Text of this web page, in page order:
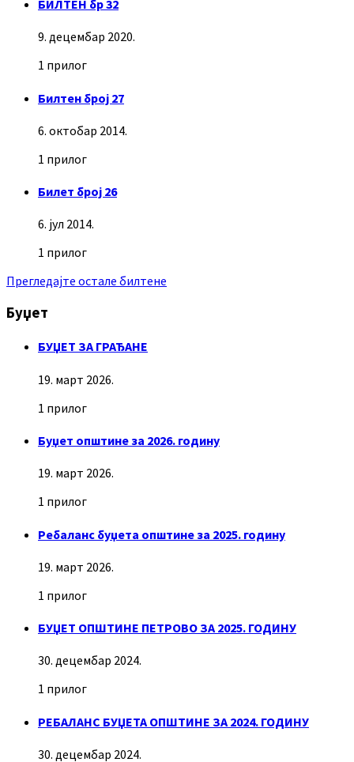
БИЛТЕН бр 32
9. децембар 2020.
1 прилог
Билтен број 27
6. октобар 2014.
1 прилог
Билет број 26
6. јул 2014.
1 прилог
Прегледајте остале билтене
Буџет
БУЏЕТ ЗА ГРАЂАНЕ
19. март 2026.
1 прилог
Буџет општине за 2026. годину
19. март 2026.
1 прилог
Ребаланс буџета општине за 2025. годину
19. март 2026.
1 прилог
БУЏЕТ ОПШТИНЕ ПЕТРОВО ЗА 2025. ГОДИНУ
30. децембар 2024.
1 прилог
РЕБАЛАНС БУЏЕТА ОПШТИНЕ ЗА 2024. ГОДИНУ
30. децембар 2024.